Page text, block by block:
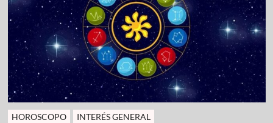
HOROSCOPO INTERÉS GENERAL